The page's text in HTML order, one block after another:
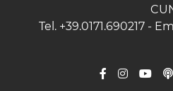
Tel. +39.0171.690217 -